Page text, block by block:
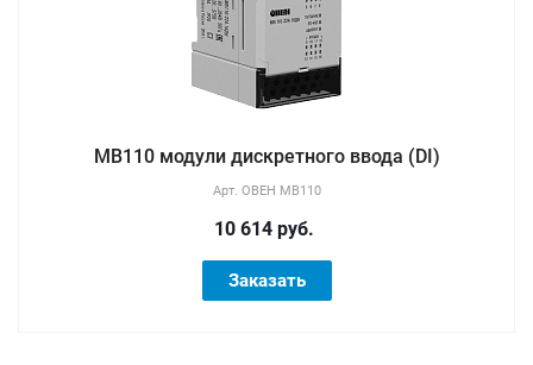
МВ110 модули дискретного ввода (DI)
Арт. ОВЕН МВ110
10 614 руб.
Заказать